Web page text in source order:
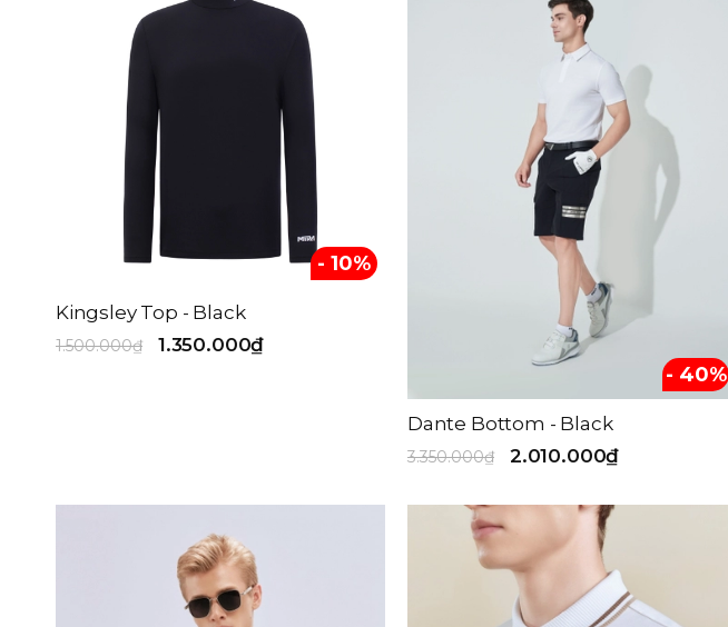
- 10%
Kingsley Top - Black
1.500.000₫ 1.350.000₫
- 40%
Dante Bottom - Black
3.350.000₫ 2.010.000₫